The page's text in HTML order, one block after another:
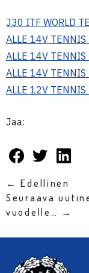
J30 ITF WORLD
ALLE 14V TENNIS
ALLE 14V TENNIS
ALLE 14V TENNIS
ALLE 12V TENNIS
Jaa:
← Edellinen
Seuraava
vuodelle… →